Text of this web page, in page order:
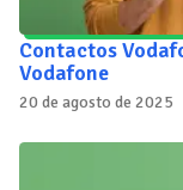
Contactos
Vodafone
20 de agosto de 2025